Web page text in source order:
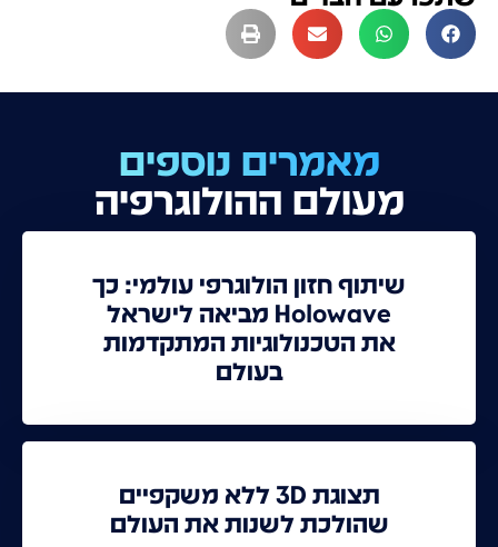
מאמרים נוספים
מעולם ההולוגרפיה
שיתוף חזון הולוגרפי עולמי: כך
Holowave מביאה לישראל
את הטכנולוגיות המתקדמות
בעולם
תצוגת 3D ללא משקפיים
שהולכת לשנות את העולם